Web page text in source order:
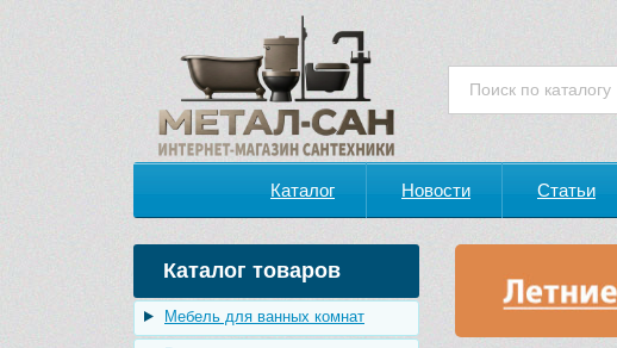
Каталог Новости Статьи
Каталог товаров
Мебель для ванных комнат